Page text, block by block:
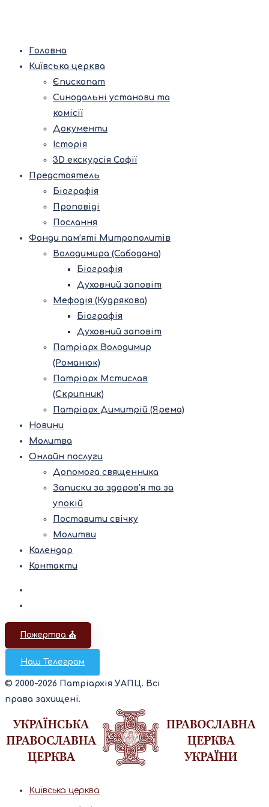
Головна
Київська церква
Єпископат
Синодальні установи та
комісії
Документи
Історія
3D екскурсія Софії
Предстоятель
Біографія
Проповіді
Послання
Фонди пам’яті Митрополитів
Володимира (Сабодана)
Біографія
Духовний заповіт
Мефодія (Кудрякова)
Біографія
Духовний заповіт
Патріарх Володимир
(Романюк)
Патріарх Мстислав
(Скрипник)
Патріарх Димитрій (Ярема)
Новини
Молитва
Онлайн послуги
Допомога священника
Записки за здоров’я та за
упокій
Поставити свічку
Молитви
Календар
Контакти
Пожертва ⛪️
Наш Телеграм
© 2000-2026 Патріархія УАПЦ. Всі
права захищені.
Київська церква